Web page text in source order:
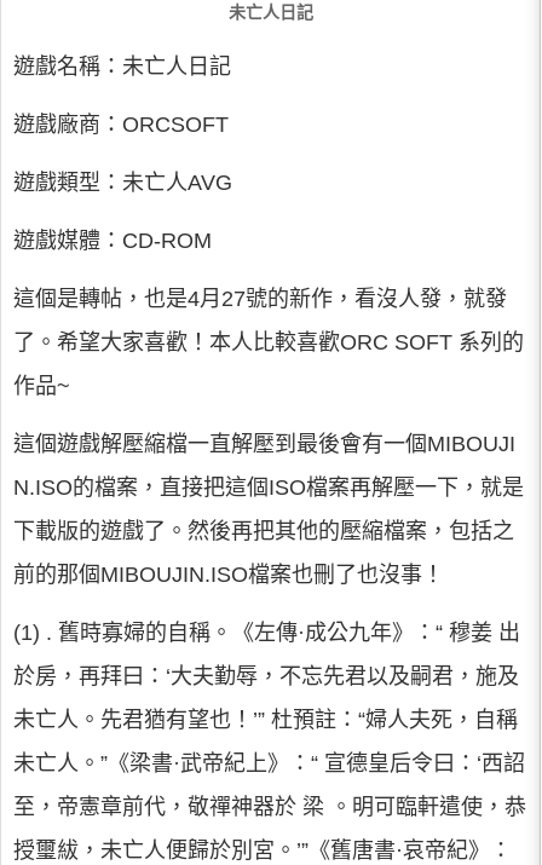
未亡人日記
遊戲名稱：未亡人日記
遊戲廠商：ORCSOFT
遊戲類型：未亡人AVG
遊戲媒體：CD-ROM
這個是轉帖，也是4月27號的新作，看沒人發，就發
了。希望大家喜歡！本人比較喜歡ORC SOFT 系列的
作品~
這個遊戲解壓縮檔一直解壓到最後會有一個MIBOUJI
N.ISO的檔案，直接把這個ISO檔案再解壓一下，就是
下載版的遊戲了。然後再把其他的壓縮檔案，包括之
前的那個MIBOUJIN.ISO檔案也刪了也沒事！
(1) . 舊時寡婦的自稱。《左傳·成公九年》：“ 穆姜 出
於房，再拜曰：‘大夫勤辱，不忘先君以及嗣君，施及
未亡人。先君猶有望也！’” 杜預註：“婦人夫死，自稱
未亡人。”《梁書·武帝紀上》：“ 宣德皇后令曰：‘西詔
至，帝憲章前代，敬禪神器於 梁 。明可臨軒遣使，恭
授璽紱，未亡人便歸於別宮。’”《舊唐書·哀帝紀》：